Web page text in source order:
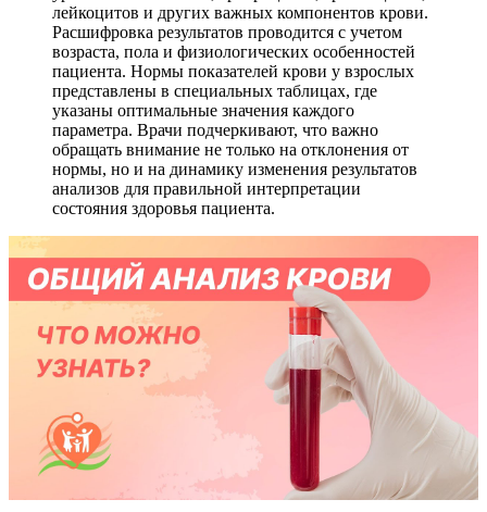
лейкоцитов и других важных компонентов крови.
Расшифровка результатов проводится с учетом
возраста, пола и физиологических особенностей
пациента. Нормы показателей крови у взрослых
представлены в специальных таблицах, где
указаны оптимальные значения каждого
параметра. Врачи подчеркивают, что важно
обращать внимание не только на отклонения от
нормы, но и на динамику изменения результатов
анализов для правильной интерпретации
состояния здоровья пациента.